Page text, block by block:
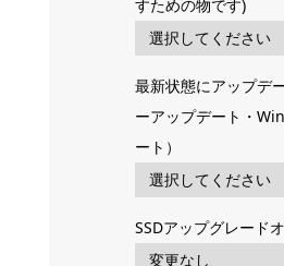
すための物です)
最新状態にアップデ
ーアップデート・
ート）
SSDアップグレード